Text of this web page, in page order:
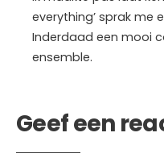
everything’ sprak me
Inderdaad een mooi
ensemble.
Geef een